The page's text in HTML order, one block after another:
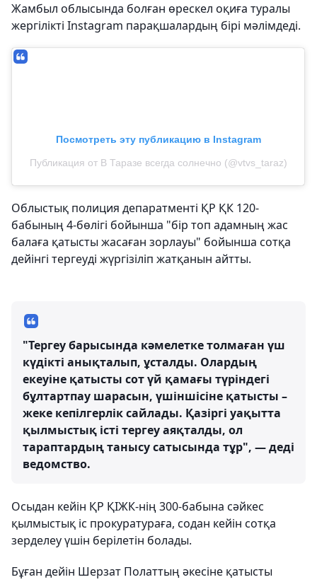
Жамбыл облысында болған өрескел оқиға туралы
жергілікті Instagram парақшалардың бірі мәлімдеді.
Посмотреть эту публикацию в Instagram
Публикация от В Таразе всегда солнечно (@vtvs_taraz)
Облыстық полиция депаратменті ҚР ҚК 120-
бабының 4-бөлігі бойынша "бір топ адамның жас
балаға қатысты жасаған зорлауы" бойынша сотқа
дейінгі тергеуді жүргізіліп жатқанын айтты.
"Тергеу барысында кәмелетке толмаған үш
күдікті анықталып, ұсталды. Олардың
екеуіне қатысты сот үй қамағы түріндегі
бұлтартпау шарасын, үшіншісіне қатысты –
жеке кепілгерлік сайлады. Қазіргі уақытта
қылмыстық істі тергеу аяқталды, ол
тараптардың танысу сатысында тұр", — деді
ведомство.
Осыдан кейін ҚР ҚІЖК-нің 300-бабына сәйкес
қылмыстық іс прокуратураға, содан кейін сотқа
зерделеу үшін берілетін болады.
Бұған дейін Шерзат Полаттың әкесіне қатысты